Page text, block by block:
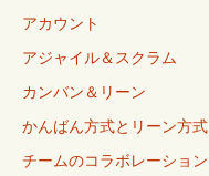
アカウント
アジャイル＆スクラム
カンバン＆リーン
かんばん方式とリーン方式
チームのコラボレーション